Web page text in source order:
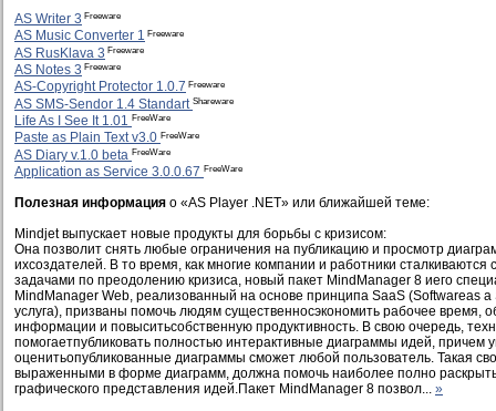
AS Writer 3 Freeware
AS Music Converter 1 Freeware
AS RusKlava 3 Freeware
AS Notes 3 Freeware
AS-Copyright Protector 1.0.7 Freeware
AS SMS-Sendor 1.4 Standart Shareware
Life As I See It 1.01 FreeWare
Paste as Plain Text v3.0 FreeWare
AS Diary v.1.0 beta FreeWare
Application as Service 3.0.0.67 FreeWare
Полезная информация о «AS Player .NET» или ближайшей теме:
Mindjet выпускает новые продукты для борьбы с кризисом:
Она позволит снять любые ограничения на публикацию и просмотр
ихсоздателей. В то время, как многие компании и работники
задачами по преодолению кризиса, новый пакет MindManager 8 иего
MindManager Web, реализованный на основе принципа SaaS (Softwareas
услуга), призваны помочь людям существенносэкономить рабочее время,
информации и повыситьсобственную продуктивность. В свою очередь,
помогаетпубликовать полностью интерактивные диаграммы идей, причем
оценитьопубликованные диаграммы сможет любой пользователь. Такая
выраженными в форме диаграмм, должна помочь наиболее полно
графического представления идей.Пакет MindManager 8 позвол... »